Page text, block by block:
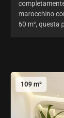
marocchino
60 m², questa
109 m²